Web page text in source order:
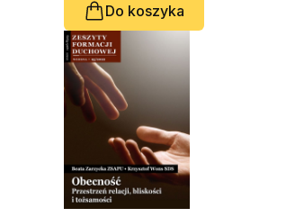
Do koszyka